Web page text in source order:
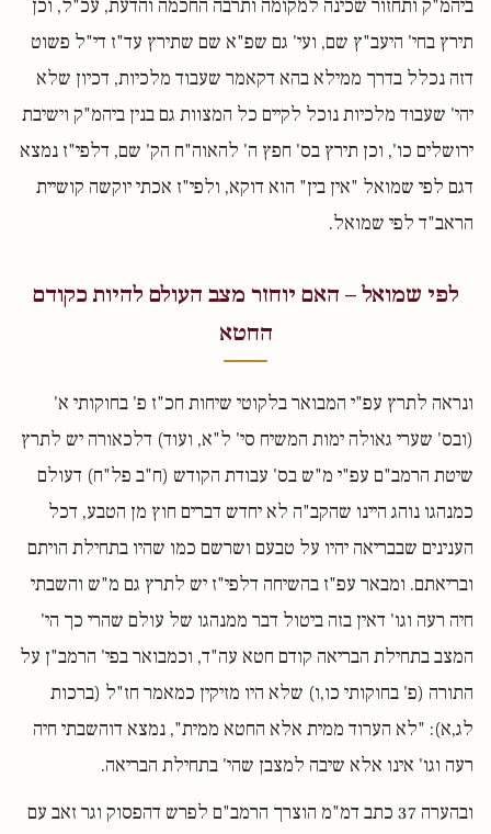
ביהמ"ק ותחזור שכינה למקומה ותרבה החכמה והדעת, עכ"ל, וכן
תירץ בחי' היעב"ץ שם, ועי' גם שפ"א שם שתירץ עד"ז די"ל פשוט
דזה נכלל בדרך ממילא בהא דקאמר שעבוד מלכיות, דכיון שלא
יהי' שעבוד מלכיות נוכל לקיים כל המצוות גם בנין ביהמ"ק וישיבת
ירושלים כו', וכן תירץ בס' חפץ ה' להאוה"ח הק' שם, דלפי"ז נמצא
דגם לפי שמואל "אין בין" הוא דוקא, ולפי"ז אכתי יוקשה קושיית
הראב"ד לפי שמואל.
לפי שמואל – האם יוחזר מצב העולם להיות כקודם
החטא
ונראה לתרץ עפ"י המבואר בלקוטי שיחות חכ"ז פ' בחוקותי א'
(ובס' שערי גאולה ימות המשיח סי' ל"א, ועוד) דלכאורה יש לתרץ
שיטת הרמב"ם עפ"י מ"ש בס' עבודת הקודש (ח"ב פל"ח) דעולם
כמנהגו נוהג היינו שהקב"ה לא יחדש דברים חוץ מן הטבע, דכל
הענינים שבבריאה יהיו על טבעם ושרשם כמו שהיו בתחילת הויתם
ובריאתם. ומבאר עפ"ז בהשיחה דלפי"ז יש לתרץ גם מ"ש והשבתי
חיה רעה וגו' דאין בזה ביטול דבר ממנהגו של עולם שהרי כך הי'
המצב בתחילת הבריאה קודם חטא עה"ד, וכמבואר בפי' הרמב"ן על
התורה (פ' בחוקותי כו,ו) שלא היו מזיקין כמאמר חז"ל (ברכות
לג,א): "לא הערוד ממית אלא החטא ממית", נמצא דוהשבתי חיה
רעה וגו' אינו אלא שיבה למצבן שהי' בתחילת הבריאה.
ובהערה 37 כתב דמ"מ הוצרך הרמב"ם לפרש דהפסוק וגר זאב עם